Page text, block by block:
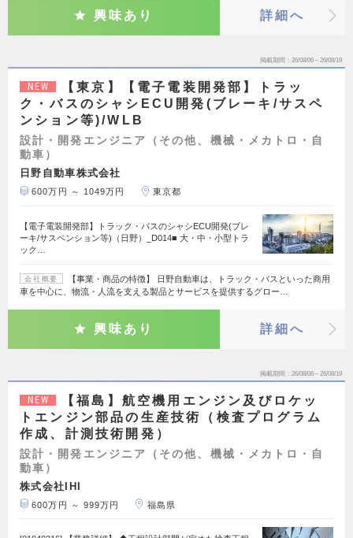
興味あり 詳細へ
掲載期間 26/08/06～26/08/19
NEW
【東京】【電子電装開発部】トラッ
ク・バスのシャシECU開発(ブレーキ/サスペ
ンション等)/WLB
設計・開発エンジニア（その他、機械・メカトロ・自
動車）
日野自動車株式会社
600万円 ～ 1049万円 東京都
【電子電装開発部】トラック・バスのシャシECU開発(ブレ
ーキ/サスペンション等)（日野）_D014■ 大・中・小型トラ
ック…
会社概要
【事業・商品の特徴】 日野自動車は、トラック・バスといった商用
車を中心に、物流・人流を支える製品とサービスを提供するグロー…
興味あり 詳細へ
掲載期間 26/08/06～26/08/19
NEW
【福島】航空機用エンジン及びロケッ
トエンジン部品の生産技術（検査プログラム
作成、計測技術開発）
設計・開発エンジニア（その他、機械・メカトロ・自
動車）
株式会社IHI
600万円 ～ 999万円 福島県